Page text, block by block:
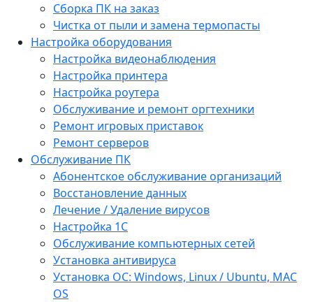
Сборка ПК на заказ
Чистка от пыли и замена термопасты
Настройка оборудования
Настройка видеонаблюдения
Настройка принтера
Настройка роутера
Обслуживание и ремонт оргтехники
Ремонт игровых приставок
Ремонт серверов
Обслуживание ПК
Абонентское обслуживание организаций
Восстановление данных
Лечение / Удаление вирусов
Настройка 1С
Обслуживание компьютерных сетей
Установка антивируса
Установка ОС: Windows, Linux / Ubuntu, МАС
OS